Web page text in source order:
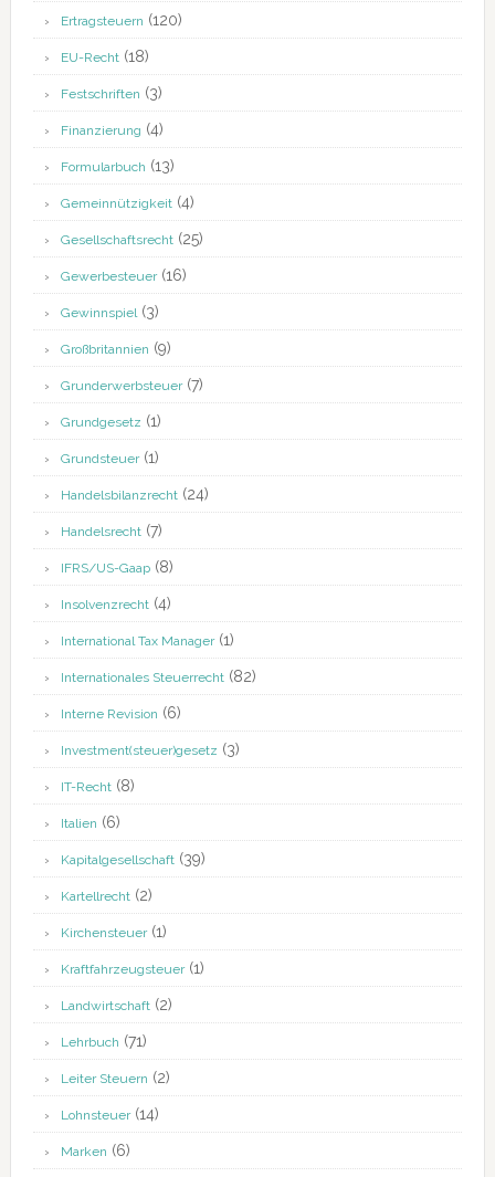
Ertragsteuern (120)
EU-Recht(18)
Festschriften (3)
Finanzierung (4)
Formularbuch (13)
Gemeinnützigkeit(4)
Gesellschaftsrecht(25)
Gewerbesteuer(16)
Gewinnspiel(3)
Großbritannien (9)
Grunderwerbsteuer(7)
Grundgesetz (1)
Grundsteuer(1)
Handelsbilanzrecht(24)
Handelsrecht(7)
IFRS/US-Gaap(8)
Insolvenzrecht(4)
International Tax Manager(1)
Internationales Steuerrecht(82)
Interne Revision (6)
Investment(steuer)gesetz (3)
IT-Recht(8)
Italien (6)
Kapitalgesellschaft(39)
Kartellrecht(2)
Kirchensteuer(1)
Kraftfahrzeugsteuer(1)
Landwirtschaft(2)
Lehrbuch (71)
Leiter Steuern (2)
Lohnsteuer(14)
Marken (6)